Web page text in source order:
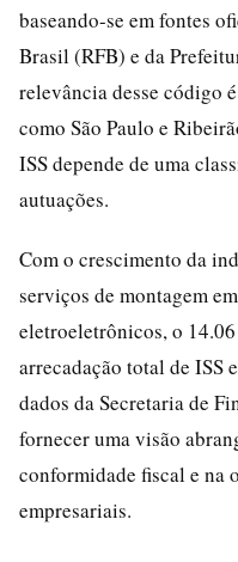
baseando-se em fontes
Brasil (RFB) e da
relevância desse código
como São Paulo e
ISS depende de uma
autuações.
Com o crescimento da
serviços de montagem
eletroeletrônicos, o
arrecadação total de ISS
dados da Secretaria de
fornecer uma visão
conformidade fiscal e na
empresariais.